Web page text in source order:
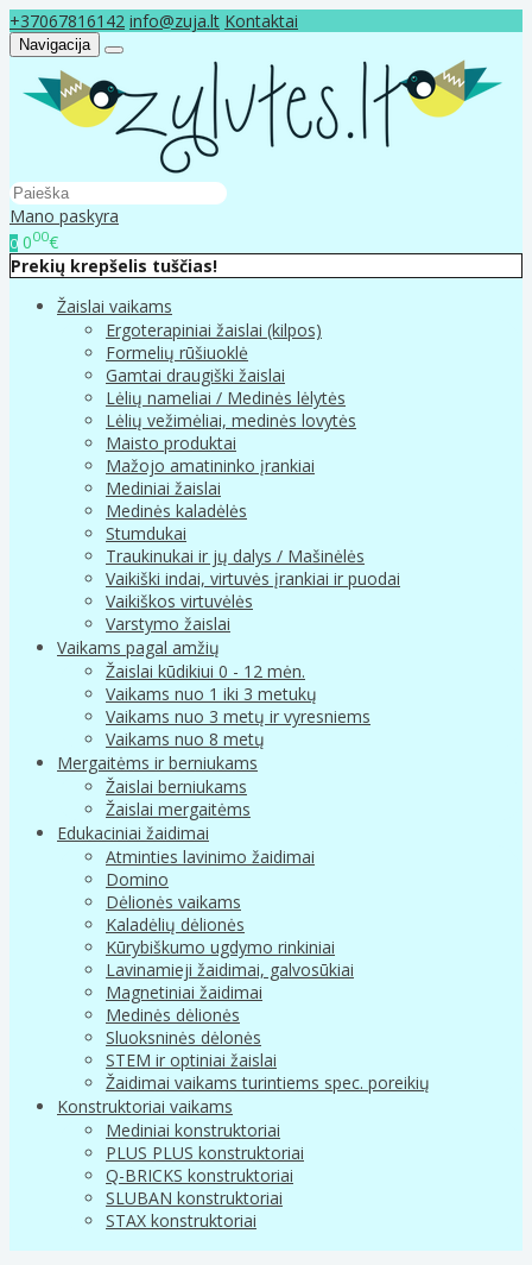
+37067816142 info@zuja.lt Kontaktai
Navigacija
Mano paskyra
0 000€
Prekių krepšelis tuščias!
Žaislai vaikams
Ergoterapiniai žaislai (kilpos)
Formelių rūšiuoklė
Gamtai draugiški žaislai
Lėlių nameliai / Medinės lėlytės
Lėlių vežimėliai, medinės lovytės
Maisto produktai
Mažojo amatininko įrankiai
Mediniai žaislai
Medinės kaladėlės
Stumdukai
Traukinukai ir jų dalys / Mašinėlės
Vaikiški indai, virtuvės įrankiai ir puodai
Vaikiškos virtuvėlės
Varstymo žaislai
Vaikams pagal amžių
Žaislai kūdikiui 0 - 12 mėn.
Vaikams nuo 1 iki 3 metukų
Vaikams nuo 3 metų ir vyresniems
Vaikams nuo 8 metų
Mergaitėms ir berniukams
Žaislai berniukams
Žaislai mergaitėms
Edukaciniai žaidimai
Atminties lavinimo žaidimai
Domino
Dėlionės vaikams
Kaladėlių dėlionės
Kūrybiškumo ugdymo rinkiniai
Lavinamieji žaidimai, galvosūkiai
Magnetiniai žaidimai
Medinės dėlionės
Sluoksninės dėlonės
STEM ir optiniai žaislai
Žaidimai vaikams turintiems spec. poreikių
Konstruktoriai vaikams
Mediniai konstruktoriai
PLUS PLUS konstruktoriai
Q-BRICKS konstruktoriai
SLUBAN konstruktoriai
STAX konstruktoriai